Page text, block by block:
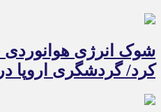
شوک انرژی هوانوردی
کرد/ گردشگری اروپا